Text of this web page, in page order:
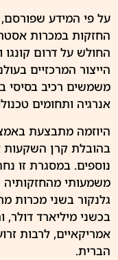
על פי המידע שפורסם
החולש על דרום
הייצור המרכזיים
משמשים רכיב בסיסי
אנרגיה ותחומים
היוזמה מתבצעת
בהובלת קרן השקעות
נוספים. במסגרת זו
משמעותי מהחזקותיה
גלנקור בשני מכרות
בכשני מיליארד דולר,
אמריקאיים, לרבות
הברית.